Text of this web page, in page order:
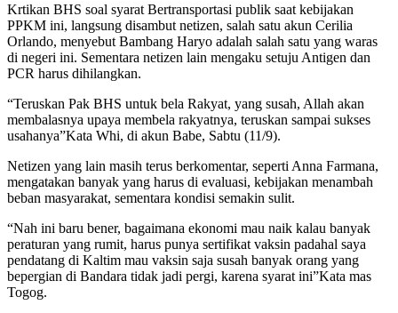
Krtikan BHS soal syarat Bertransportasi publik saat kebijakan
PPKM ini, langsung disambut netizen, salah satu akun Cerilia
Orlando, menyebut Bambang Haryo adalah salah satu yang waras
di negeri ini. Sementara netizen lain mengaku setuju Antigen dan
PCR harus dihilangkan.
“Teruskan Pak BHS untuk bela Rakyat, yang susah, Allah akan
membalasnya upaya membela rakyatnya, teruskan sampai sukses
usahanya”Kata Whi, di akun Babe, Sabtu (11/9).
Netizen yang lain masih terus berkomentar, seperti Anna Farmana,
mengatakan banyak yang harus di evaluasi, kebijakan menambah
beban masyarakat, sementara kondisi semakin sulit.
“Nah ini baru bener, bagaimana ekonomi mau naik kalau banyak
peraturan yang rumit, harus punya sertifikat vaksin padahal saya
pendatang di Kaltim mau vaksin saja susah banyak orang yang
bepergian di Bandara tidak jadi pergi, karena syarat ini”Kata mas
Togog.